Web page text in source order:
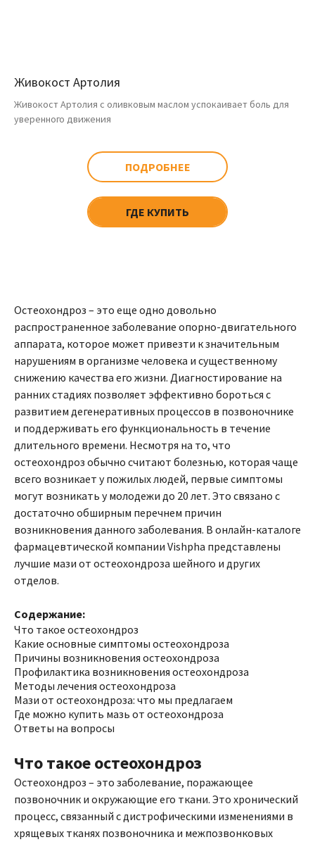
Живокост Артолия
Живокост Артолия с оливковым маслом успокаивает боль для
уверенного движения
ПОДРОБНЕЕ
ГДЕ КУПИТЬ
Остеохондроз – это еще одно довольно
распространенное заболевание опорно-двигательного
аппарата, которое может привезти к значительным
нарушениям в организме человека и существенному
снижению качества его жизни. Диагностирование на
ранних стадиях позволяет эффективно бороться с
развитием дегенеративных процессов в позвоночнике
и поддерживать его функциональность в течение
длительного времени. Несмотря на то, что
остеохондроз обычно считают болезнью, которая чаще
всего возникает у пожилых людей, первые симптомы
могут возникать у молодежи до 20 лет. Это связано с
достаточно обширным перечнем причин
возникновения данного заболевания. В онлайн-каталоге
фармацевтической компании Vishpha представлены
лучшие мази от остеохондроза шейного и других
отделов.
Содержание:
Что такое остеохондроз
Какие основные симптомы остеохондроза
Причины возникновения остеохондроза
Профилактика возникновения остеохондроза
Методы лечения остеохондроза
Мази от остеохондроза: что мы предлагаем
Где можно купить мазь от остеохондроза
Ответы на вопросы
Что такое остеохондроз
Остеохондроз – это заболевание, поражающее
позвоночник и окружающие его ткани. Это хронический
процесс, связанный с дистрофическими изменениями в
хрящевых тканях позвоночника и межпозвонковых